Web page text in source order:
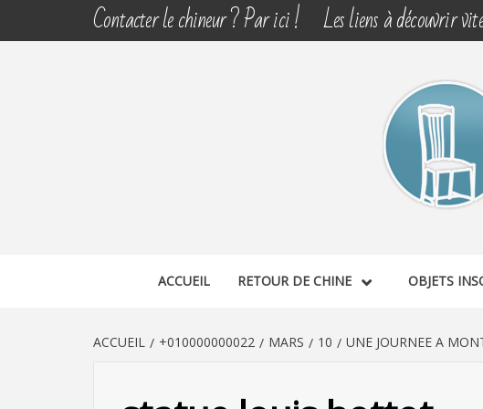
Contacter le chineur ? Par ici ! Les liens à découvrir
CHINE
ACCUEIL RETOUR DE CHINE OBJETS
ACCUEIL +010000000022 MARS 10 UNE JOURNEE A